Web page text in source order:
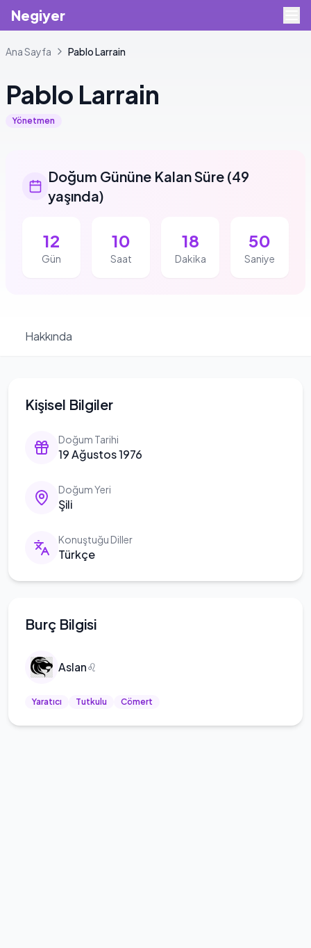
Negiyer
Ana Sayfa PabloLarrain
Pablo Larrain
Yönetmen
Doğum Gününe Kalan Süre (49
yaşında)
12
Gün
10
Saat
18
Dakika
49
Saniye
Hakkında
Kişisel Bilgiler
Doğum Tarihi
19 Ağustos 1976
Doğum Yeri
Şili
Konuştuğu Diller
Türkçe
Burç Bilgisi
Aslan♌
Yaratıcı Tutkulu Cömert